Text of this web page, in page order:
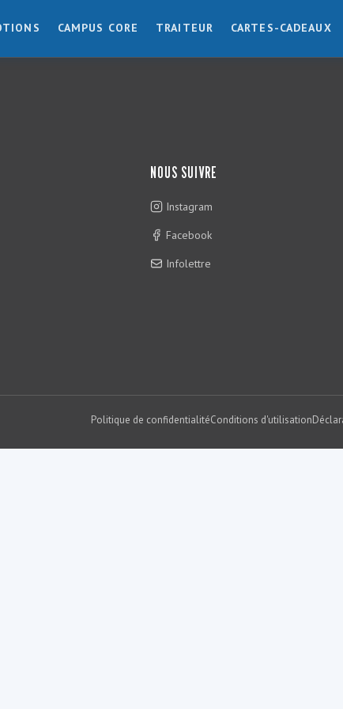
CAMPUS CORE TRAITEUR CARTES-CADEAUX
NOUS SUIVRE
Instagram
Facebook
Infolettre
Politique de confidentialitéConditions d'utilisation